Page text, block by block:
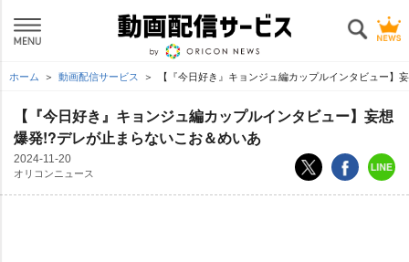
ホーム 動画配信サービス 【『今日好き』キョンジュ編カップルインタビュー】
【『今日好き』キョンジュ編カップルインタビュー】妄想
爆発!?デレが止まらないこお＆めいあ
2024-11-20
オリコンニュース